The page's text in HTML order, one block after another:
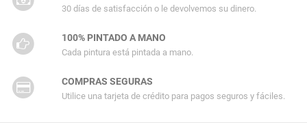
30 días de satisfacción o le devolvemos su dinero.
100% PINTADO A MANO
Cada pintura está pintada a mano.
COMPRAS SEGURAS
Utilice una tarjeta de crédito para pagos seguros y fáciles.